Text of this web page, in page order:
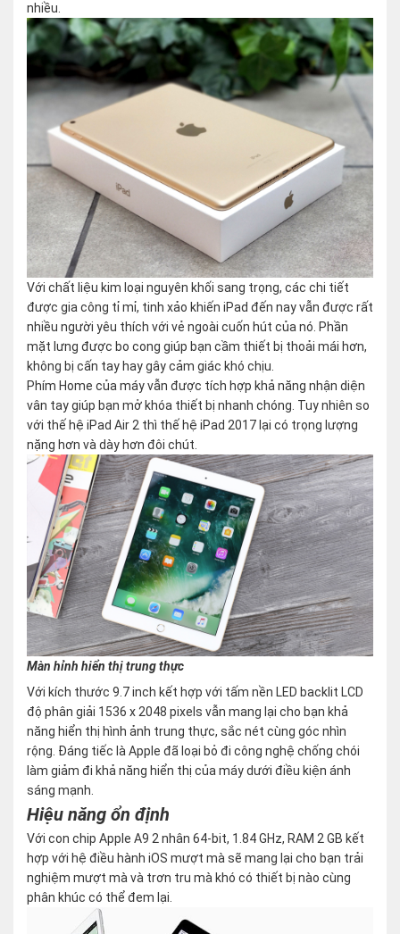
nhiều.
Với chất liệu kim loại nguyên khối sang trọng, các chi tiết
được gia công tỉ mỉ, tinh xảo khiến iPad đến nay vẫn được rất
nhiều người yêu thích với vẻ ngoài cuốn hút của nó. Phần
mặt lưng được bo cong giúp bạn cầm thiết bị thoải mái hơn,
không bị cấn tay hay gây cảm giác khó chịu.
Phím Home của máy vẫn được tích hợp khả năng nhận diện
vân tay giúp bạn mở khóa thiết bị nhanh chóng. Tuy nhiên so
với thế hệ iPad Air 2 thì thế hệ iPad 2017 lại có trọng lượng
nặng hơn và dày hơn đôi chút.
Màn hỉnh hiển thị trung thực
Với kích thước 9.7 inch kết hợp với tấm nền LED backlit LCD
độ phân giải 1536 x 2048 pixels vẫn mang lại cho bạn khả
năng hiển thị hình ảnh trung thực, sắc nét cùng góc nhìn
rộng. Đáng tiếc là Apple đã loại bỏ đi công nghệ chống chói
làm giảm đi khả năng hiển thị của máy dưới điều kiện ánh
sáng mạnh.
Hiệu năng ổn định
Với con chip Apple A9 2 nhân 64-bit, 1.84 GHz, RAM 2 GB kết
hợp với hệ điều hành iOS mượt mà sẽ mang lại cho bạn trải
nghiệm mượt mà và trơn tru mà khó có thiết bị nào cùng
phân khúc có thể đem lại.